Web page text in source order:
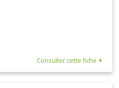
Consulter cette fiche